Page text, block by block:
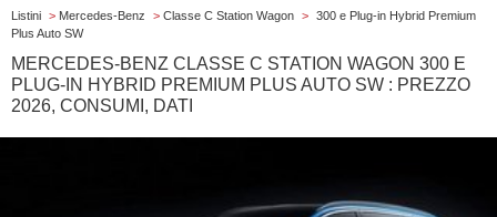
Listini > Mercedes-Benz > Classe C Station Wagon > 300 e Plug-in Hybrid Premium
Plus Auto SW
MERCEDES-BENZ CLASSE C STATION WAGON 300 E
PLUG-IN HYBRID PREMIUM PLUS AUTO SW : PREZZO
2026, CONSUMI, DATI